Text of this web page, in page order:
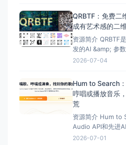
自己的文艺情怀。
（photo2poem）
气息
QRBTF：免费二
成有艺术感的二
资源简介 QRBTF
发的AI &amp; 参
普通的二维码转化
户提供一种新颖、
式。 QRBTF提供
2026-07-04
Hum to Search
哼唱或播放音乐
荒
资源简介 Hum to
Audio API和先进
它允许用户通过哼
2026-07-01